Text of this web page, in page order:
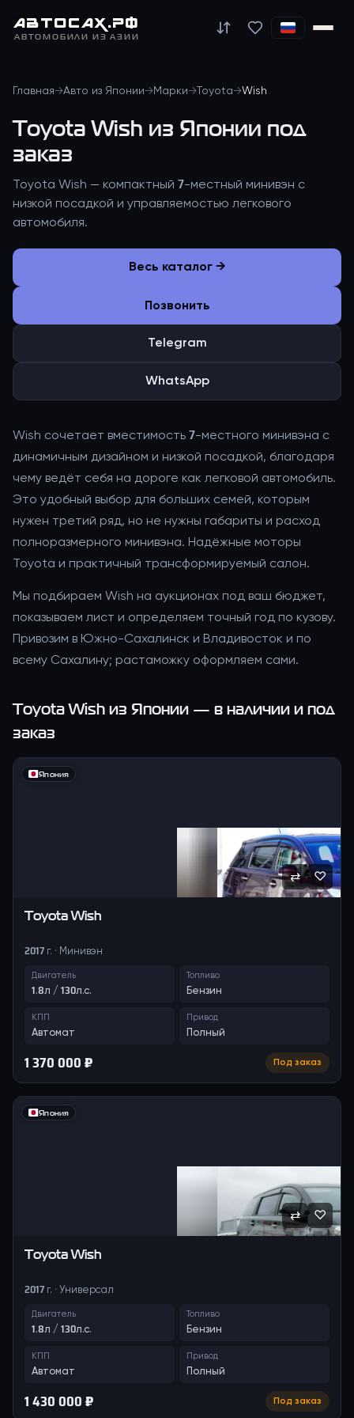
АВТОСАХ.РФ
АВТОМОБИЛИ ИЗ АЗИИ
Главная→Авто из Японии→Марки→ Toyota→Wish
Toyota Wish из Японии под
заказ
Toyota Wish — компактный 7-местный минивэн с
низкой посадкой и управляемостью легкового
автомобиля.
Весь каталог →
Позвонить
Telegram
WhatsApp
Wish сочетает вместимость 7-местного минивэна с
динамичным дизайном и низкой посадкой, благодаря
чему ведёт себя на дороге как легковой автомобиль.
Это удобный выбор для больших семей, которым
нужен третий ряд, но не нужны габариты и расход
полноразмерного минивэна. Надёжные моторы
Toyota и практичный трансформируемый салон.
Мы подбираем Wish на аукционах под ваш бюджет,
показываем лист и определяем точный год по кузову.
Привозим в Южно-Сахалинск и Владивосток и по
всему Сахалину; растаможку оформляем сами.
Toyota Wishиз Японии — в наличии и под
заказ
Япония
⇄ ♡
ToyotaWish
2017 г. · Минивэн
Двигатель
1.8л / 130л.с.
Топливо
Бензин
КПП
Автомат
Привод
Полный
1 370 000 ₽ Под заказ
Япония
⇄ ♡
ToyotaWish
2017 г. · Универсал
Двигатель
1.8л / 130л.с.
Топливо
Бензин
КПП
Автомат
Привод
Полный
1 430 000 ₽ Под заказ